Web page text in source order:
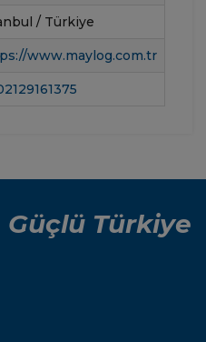
/ Türkiye
www.maylog.com.tr
Türkiye